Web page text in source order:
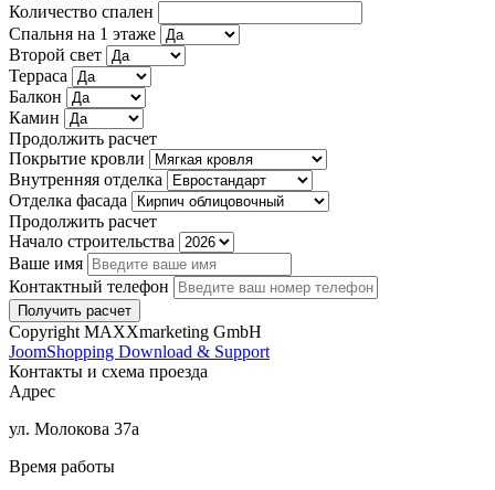
Количество спален
Спальня на 1 этаже
Второй свет
Терраса
Балкон
Камин
Продолжить расчет
Покрытие кровли
Внутренняя отделка
Отделка фасада
Продолжить расчет
Начало строительства
Ваше имя
Контактный телефон
Copyright MAXXmarketing GmbH
JoomShopping Download & Support
Контакты и схема проезда
Адрес
ул. Молокова 37а
Время работы